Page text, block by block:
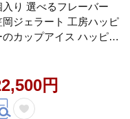
入り 選べるフレーバー
岡ジェラート 工房ハッピ
のカップアイス ハッピー
ンマスカット 清水白桃
瀬戸内バナナ マン
ー 岡山県 笠岡市---B-
円